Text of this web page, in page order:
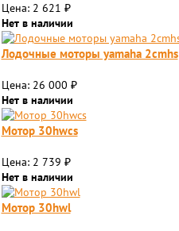
Цена: 2 621 ₽
Нет в наличии
Лодочные моторы yamaha 2cmhs
Цена: 26 000 ₽
Нет в наличии
Мотор 30hwcs
Цена: 2 739 ₽
Нет в наличии
Мотор 30hwl